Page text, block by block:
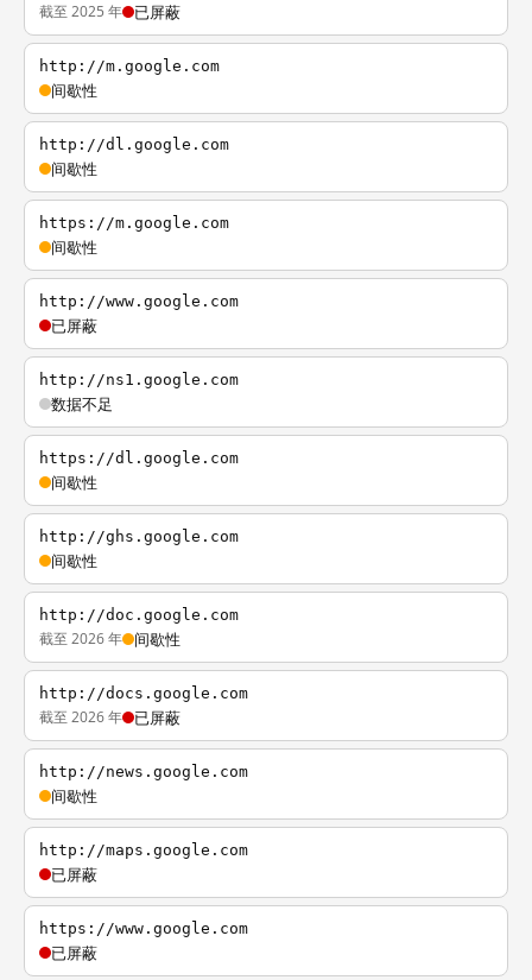
截至 2025 年 已屏蔽
http://m.google.com
间歇性
http://dl.google.com
间歇性
https://m.google.com
间歇性
http://www.google.com
已屏蔽
http://ns1.google.com
数据不足
https://dl.google.com
间歇性
http://ghs.google.com
间歇性
http://doc.google.com
截至 2026 年 间歇性
http://docs.google.com
截至 2026 年 已屏蔽
http://news.google.com
间歇性
http://maps.google.com
已屏蔽
https://www.google.com
已屏蔽